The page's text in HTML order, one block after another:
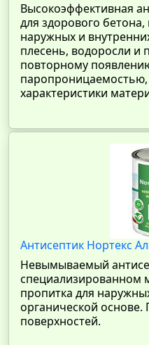
Высокоэффективная
для здорового
наружных и
плесень, водоросли и
повторному
характеристики
Антисептик Нортекс
Невымываемый
специализированном
пропитка для
органической
поверхностей.